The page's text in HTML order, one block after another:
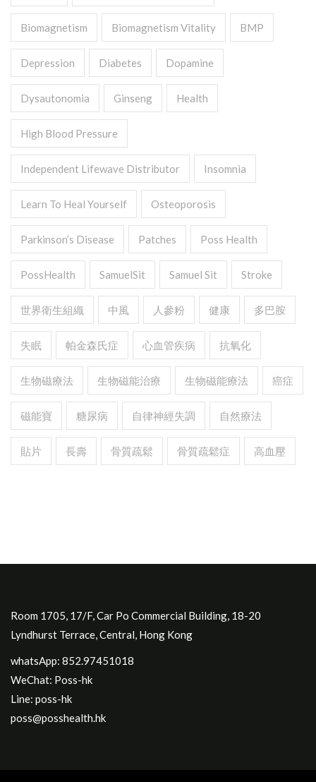
Biomagnetism Biomagnetism Vitality BMP
Depression Diabetes Dopamine
Dysautonomia Ginseng Health
High Blood Pressure
Independent Lifewave Distributor Insomnia
Learn To Heal Yourself Osteoporosis
Parkinson’s Disease Patches Poss Health
PossHealth SamuelSit Samuel Sit Stroke
世界衛生組織 中風 人參粉 健康 多巴胺
失眠 帕金森氏症 心血管疾病 抗氧化
生物磁療法 生物磁能治療 生物磁能療法 癌症
磁能寶 糖尿病 自律神經失調 自然療法
貼片 長壽 骨質疏鬆 骨質疏鬆症 高血壓
Room 1705, 17/F, Car Po Commercial Building, 18-20
Lyndhurst Terrace, Central, Hong Kong
whatsApp: 852.97451018
WeChat: Poss-hk
Line: poss-hk
poss@posshealth.hk